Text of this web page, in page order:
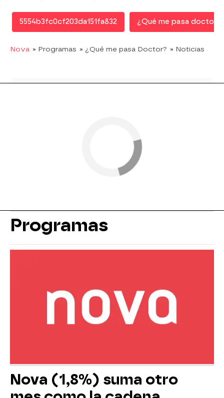
5554b3fc0cf203da151fa832 ¿Qué me pasa doctor?
Nova » Programas » ¿Qué me pasa Doctor? » Noticias
Programas
Nova (1,8%) suma otro